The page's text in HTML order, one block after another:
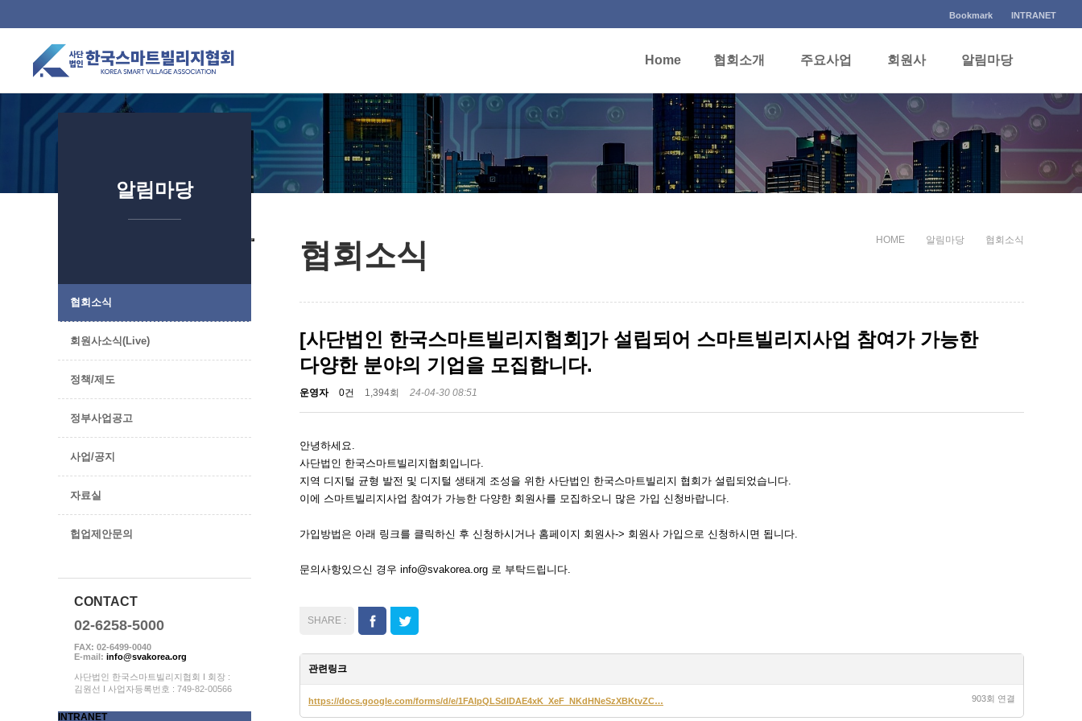
Bookmark INTRANET
Home 협회소개 주요사업
하위분류
회원사
하위분류
알림마당
알림마당
협회소식 HOME 알림마당 협회소식
[사단법인 한국스마트빌리지협회]가 설립되어 스마트빌리지사업 참여가 가능한
다양한 분야의 기업을 모집합니다.
운영자 0건 1,394회 24-04-30 08:51
안녕하세요.
사단법인 한국스마트빌리지협회입니다.
지역 디지털 균형 발전 및 디지털 생태계 조성을 위한 사단법인 한국스마트빌리지 협회가 설립되었습니다.
이에 스마트빌리지사업 참여가 가능한 다양한 회원사를 모집하오니 많은 가입 신청바랍니다.
가입방법은 아래 링크를 클릭하신 후 신청하시거나 홈페이지 회원사-> 회원사 가입으로 신청하시면 됩니다.
문의사항있으신 경우 info@svakorea.org 로 부탁드립니다.
관련링크
https://docs.google.com/forms/d/e/1FAIpQLSdlDAE4xK_XeF_NKdHNeSzXBKtvZC… 903회 연결
알림마당
협회소식
회원사소식(Live)
정책/제도
정부사업공고
사업/공지
자료실
헙업제안문의
CONTACT
02-6258-5000
FAX: 02-6499-0040
E-mail: info@svakorea.org
사단법인 한국스마트빌리지협회 I 회장 :
김원선 I 사업자등록번호 : 749-82-00566
INTRANET